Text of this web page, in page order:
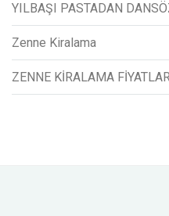
YILBAŞI PASTADAN
Zenne Kiralama
ZENNE KİRALAMA